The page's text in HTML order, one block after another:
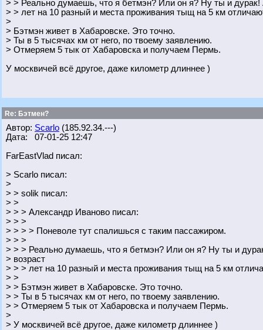
> > Реально думаешь, что я бетмэн? Или он я? Ну ты и дурак!
> > лет на 10 разный и места проживания тыщ на 5 км
>
> Бэтмэн живет в Хабаровске. Это точно.
> Ты в 5 тысячах км от него, по твоему заявлению.
> Отмеряем 5 тык от Хабаровска и получаем Пермь.
У москвичей всё другое, даже километр длиннее )
Re: Бэтмен?
Автор: Scarlo (185.92.34.---)
Дата: 07-01-25 12:47
FarEastVlad писал:
> Scarlo писал:
>
> > solik писал:
> >
> > > Александр Иваново писал:
> > >
> > > > Поневоле тут спалишься с таким пассажиром.
> > >
> > > Реально думаешь, что я бетмэн? Или он я? Ну ты и
> возраст
> > > лет на 10 разный и места проживания тыщ на 5 км
> >
> > Бэтмэн живет в Хабаровске. Это точно.
> > Ты в 5 тысячах км от него, по твоему заявлению.
> > Отмеряем 5 тык от Хабаровска и получаем Пермь.
>
> У москвичей всё другое, даже километр длиннее )